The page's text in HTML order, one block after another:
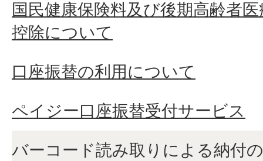
国民健康保険料及び後期高齢者
控除について
口座振替の利用について
ペイジー口座振替受付サービス
バーコード読み取りによる納付